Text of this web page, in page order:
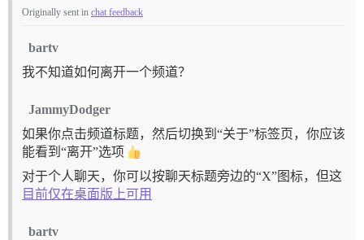
Originally sent in chat feedback
bartv
我不知道如何离开一个频道？
JammyDodger
如果你点击频道标题，然后切换到“关于”标签页，你应该
能看到“离开”选项
对于个人聊天，你可以按聊天标题旁边的“X”图标，但这
目前仅在桌面版上可用
bartv